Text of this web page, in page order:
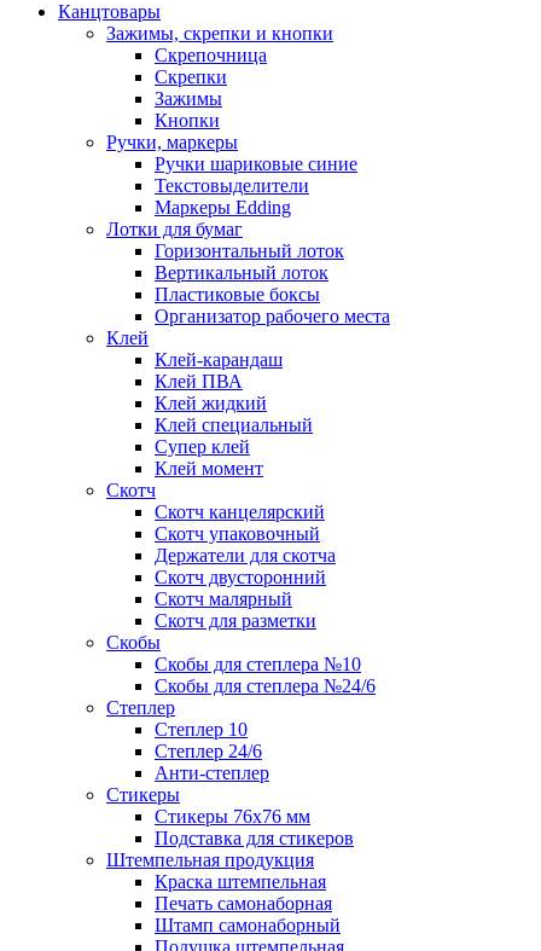
Канцтовары
Зажимы, скрепки и кнопки
Скрепочница
Скрепки
Зажимы
Кнопки
Ручки, маркеры
Ручки шариковые синие
Текстовыделители
Маркеры Edding
Лотки для бумаг
Горизонтальный лоток
Вертикальный лоток
Пластиковые боксы
Организатор рабочего места
Клей
Клей-карандаш
Клей ПВА
Клей жидкий
Клей специальный
Супер клей
Клей момент
Скотч
Скотч канцелярский
Скотч упаковочный
Держатели для скотча
Скотч двусторонний
Скотч малярный
Скотч для разметки
Скобы
Скобы для степлера №10
Скобы для степлера №24/6
Степлер
Степлер 10
Степлер 24/6
Анти-степлер
Стикеры
Стикеры 76x76 мм
Подставка для стикеров
Штемпельная продукция
Краска штемпельная
Печать самонаборная
Штамп самонаборный